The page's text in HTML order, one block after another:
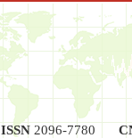
ISSN 2096-7780